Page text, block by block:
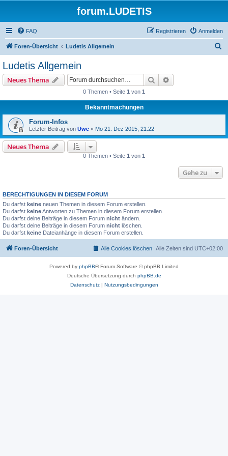
forum.LUDETIS
FAQ Anmelden
Registrieren
Foren-Übersicht Ludetis Allgemein
Ludetis Allgemein
Neues Thema Suche
0 Themen • Seite 1 von 1
Bekanntmachungen
Forum-Infos
Letzter Beitrag von Uwe « Mo 21. Dez 2015, 21:22
Neues Thema
0 Themen • Seite 1 von 1
Gehe zu
BERECHTIGUNGEN IN DIESEM FORUM
Du darfst keine neuen Themen in diesem Forum erstellen.
Du darfst keineAntworten zu Themen in diesem Forum erstellen.
Du darfst deine Beiträge in diesem Forum nicht ändern.
Du darfst deine Beiträge in diesem Forum nicht löschen.
Du darfst keine Dateianhänge in diesem Forum erstellen.
Foren-Übersicht Alle Zeiten sind UTC+02:00
Alle Cookies löschen
Powered by phpBB® Forum Software © phpBB Limited
Deutsche Übersetzung durch phpBB.de
Datenschutz| Nutzungsbedingungen